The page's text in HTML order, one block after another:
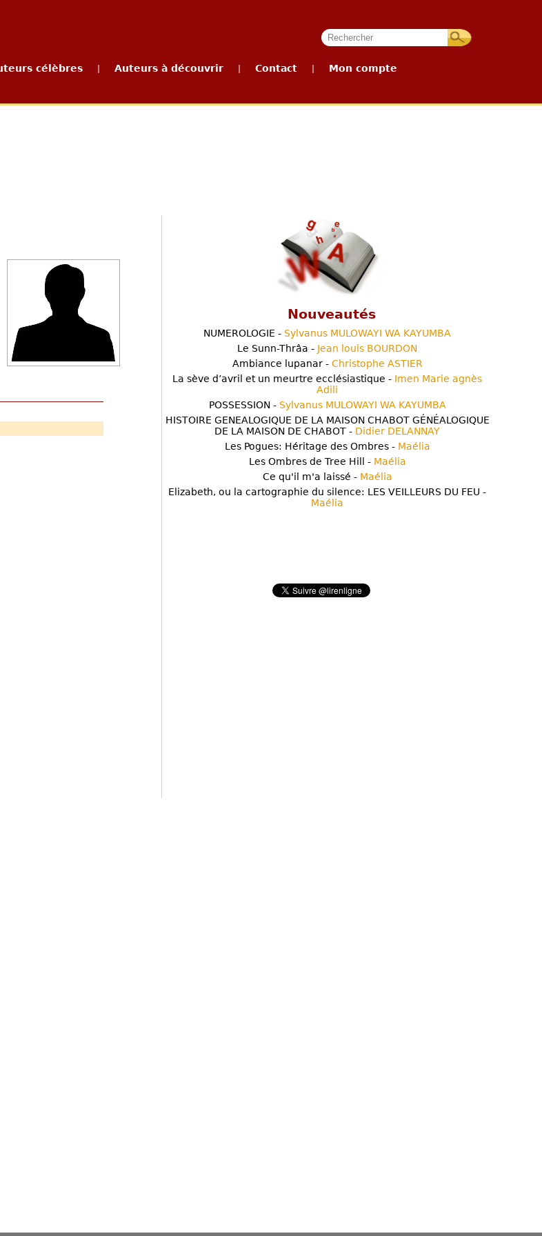
célèbres Auteurs à découvrir Contact Mon compte
Nouveautés
NUMEROLOGIE - Sylvanus MULOWAYI WA KAYUMBA
Le Sunn-Thrâa - Jean louis BOURDON
Ambiance lupanar - Christophe ASTIER
La sève d’avril et un meurtre ecclésiastique - Imen Marie agnès
Adili
POSSESSION - Sylvanus MULOWAYI WA KAYUMBA
HISTOIRE GENEALOGIQUE DE LA MAISON CHABOT GÉNÉALOGIQUE
DE LA MAISON DE CHABOT - Didier DELANNAY
Les Pogues: Héritage des Ombres - Maélia
Les Ombres de Tree Hill - Maélia
Ce qu'il m'a laissé - Maélia
Elizabeth, ou la cartographie du silence: LES VEILLEURS DU FEU -
Maélia